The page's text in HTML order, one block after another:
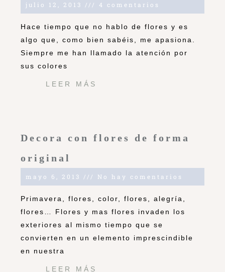
julio 12, 2013 4 comentarios
Hace tiempo que no hablo de flores y es
algo que, como bien sabéis, me apasiona.
Siempre me han llamado la atención por
sus colores
LEER MÁS
Decora con flores de forma
original
mayo 6, 2013 No hay comentarios
Primavera, flores, color, flores, alegría,
flores… Flores y mas flores invaden los
exteriores al mismo tiempo que se
convierten en un elemento imprescindible
en nuestra
LEER MÁS